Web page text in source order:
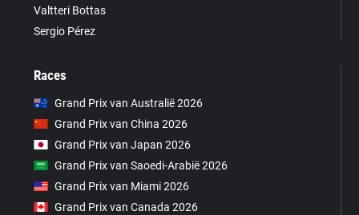
Valtteri Bottas
Sergio Pérez
Races
Grand Prix van Australië 2026
Grand Prix van China 2026
Grand Prix van Japan 2026
Grand Prix van Saoedi-Arabië 2026
Grand Prix van Miami 2026
Grand Prix van Canada 2026